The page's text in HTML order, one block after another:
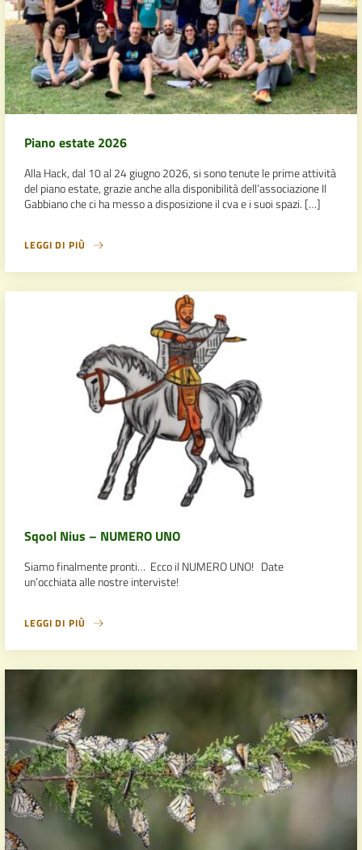
Piano estate 2026
Alla Hack, dal 10 al 24 giugno 2026, si sono tenute le prime attività
del piano estate, grazie anche alla disponibilità dell’associazione Il
Gabbiano che ci ha messo a disposizione il cva e i suoi spazi. […]
LEGGI DI PIÙ
Sqool Nius – NUMERO UNO
Siamo finalmente pronti… Ecco il NUMERO UNO! Date
un’occhiata alle nostre interviste!
LEGGI DI PIÙ